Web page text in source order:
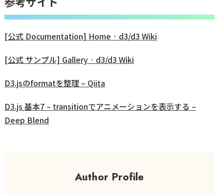
[公式 Documentation] Home · d3/d3 Wiki
[公式 サンプル] Gallery · d3/d3 Wiki
D3.jsのformatを整理 – Qiita
D3.js 基本7 – transitionでアニメーションを表示する –
Deep Blend
Author Profile